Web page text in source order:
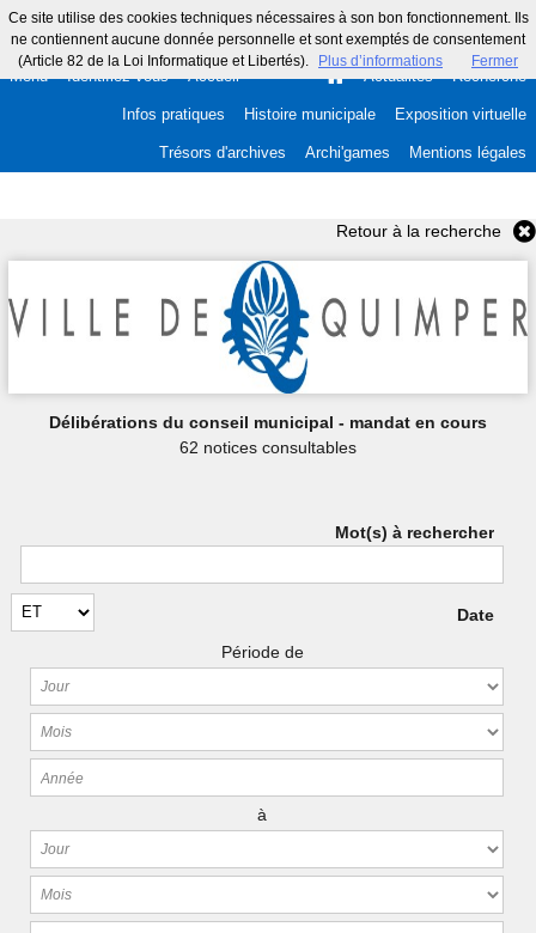
Ce site utilise des cookies techniques nécessaires à son bon fonctionnement. Ils
ne contiennent aucune donnée personnelle et sont exemptés de consentement
(Article 82 de la Loi Informatique et Libertés).
Plus d’informations Fermer
Menu Identifiez-vous Accueil Actualités Recherche
Infos pratiques Histoire municipale Exposition virtuelle
Trésors d'archives Archi'games Mentions légales
Retour à la recherche
Délibérations du conseil municipal - mandat en cours
62 notices consultables
Mot(s) à rechercher
Date
Période de
à